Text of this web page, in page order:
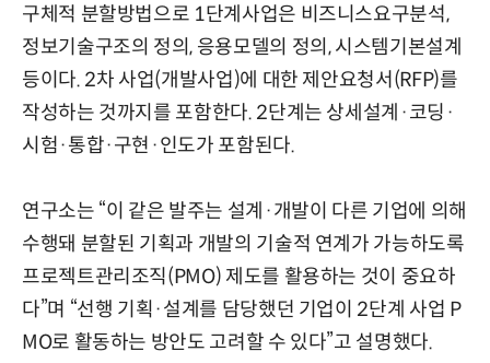
구체적 분할방법으로 1단계사업은 비즈니스요구분석,
정보기술구조의 정의, 응용모델의 정의, 시스템기본설계
등이다. 2차 사업(개발사업)에 대한 제안요청서(RFP)를
작성하는 것까지를 포함한다. 2단계는 상세설계·코딩·
시험·통합·구현·인도가 포함된다.
연구소는 “이 같은 발주는 설계·개발이 다른 기업에 의해
수행돼 분할된 기획과 개발의 기술적 연계가 가능하도록
프로젝트관리조직(PMO) 제도를 활용하는 것이 중요하
다”며 “선행 기획·설계를 담당했던 기업이 2단계 사업 P
MO로 활동하는 방안도 고려할 수 있다”고 설명했다.